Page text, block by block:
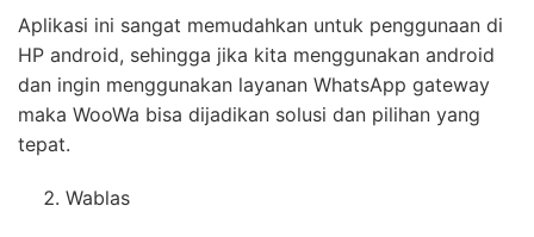
Aplikasi ini sangat memudahkan untuk penggunaan di
HP android, sehingga jika kita menggunakan android
dan ingin menggunakan layanan WhatsApp gateway
maka WooWa bisa dijadikan solusi dan pilihan yang
tepat.
Wablas